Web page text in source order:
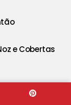
e Cobertas
e Cobertas